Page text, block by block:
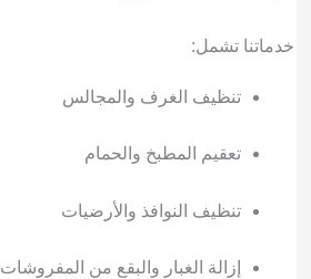
خدماتنا تشمل:
تنظيف الغرف والمجالس
تعقيم المطبخ والحمام
تنظيف النوافذ والأرضيات
إزالة الغبار والبقع من المفروشات